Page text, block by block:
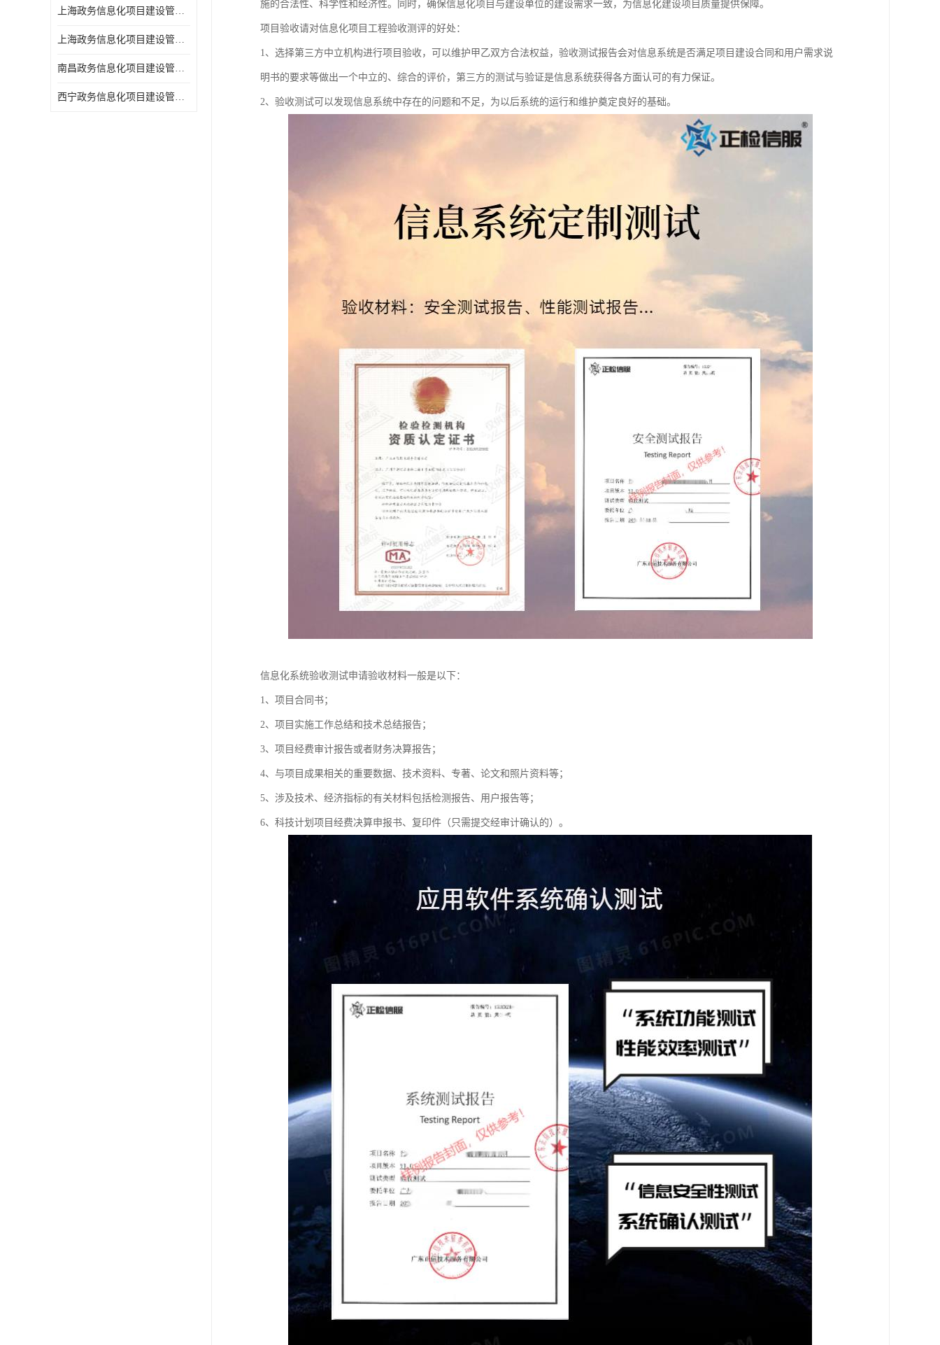
上海政务信息化项目建设管理办法价格
上海政务信息化项目建设管理办法机构
南昌政务信息化项目建设管理办法实验室
西宁政务信息化项目建设管理办法报告
施的合法性、科学性和经济性。同时，确保信息化项目与建设单位的建设需求一致，为信息化建设项目质量提供保障。
项目验收请对信息化项目工程验收测评的好处：
1、选择第三方中立机构进行项目验收，可以维护甲乙双方合法权益，验收测试报告会对信息系统是否满足项目建设合同和用户需求说
明书的要求等做出一个中立的、综合的评价，第三方的测试与验证是信息系统获得各方面认可的有力保证。
2、验收测试可以发现信息系统中存在的问题和不足，为以后系统的运行和维护奠定良好的基础。
信息化系统验收测试申请验收材料一般是以下：
1、项目合同书；
2、项目实施工作总结和技术总结报告；
3、项目经费审计报告或者财务决算报告；
4、与项目成果相关的重要数据、技术资料、专著、论文和照片资料等；
5、涉及技术、经济指标的有关材料包括检测报告、用户报告等；
6、科技计划项目经费决算申报书、复印件（只需提交经审计确认的）。